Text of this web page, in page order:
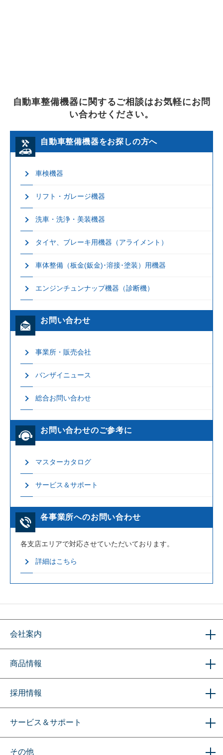
自動車整備機器に関するご相談はお気軽にお問
い合わせください。
自動車整備機器をお探しの方へ
車検機器
リフト・ガレージ機器
洗車・洗浄・美装機器
タイヤ、ブレーキ用機器（アライメント）
車体整備（板金(鈑金)･溶接･塗装）用機器
エンジンチュンナップ機器（診断機）
お問い合わせ
事業所・販売会社
バンザイニュース
総合お問い合わせ
お問い合わせのご参考に
マスターカタログ
サービス＆サポート
各事業所へのお問い合わせ
各支店エリアで対応させていただいております。
詳細はこちら
会社案内
商品情報
採用情報
サービス＆サポート
その他